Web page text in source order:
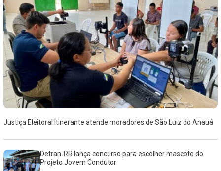
Justiça Eleitoral Itinerante atende moradores de São Luiz do Anauá
Detran-RR lança concurso para escolher mascote do
Projeto Jovem Condutor